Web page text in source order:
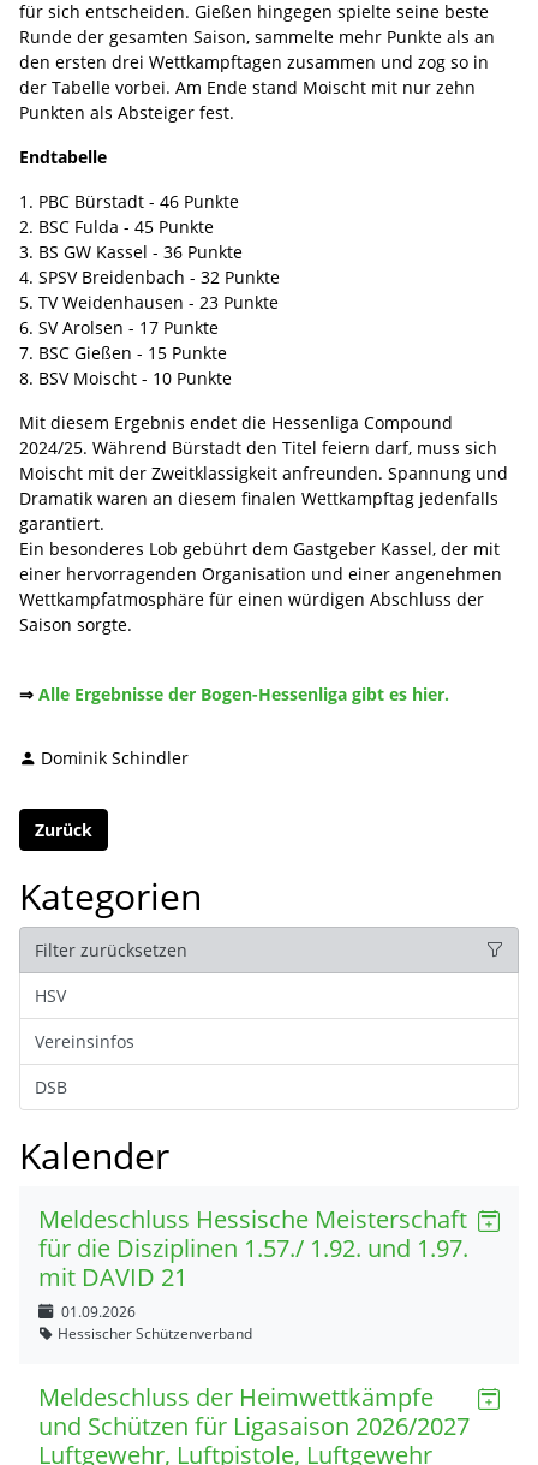
für sich entscheiden. Gießen hingegen spielte seine beste
Runde der gesamten Saison, sammelte mehr Punkte als an
den ersten drei Wettkampftagen zusammen und zog so in
der Tabelle vorbei. Am Ende stand Moischt mit nur zehn
Punkten als Absteiger fest.
Endtabelle
PBC Bürstadt - 46 Punkte
BSC Fulda - 45 Punkte
BS GW Kassel - 36 Punkte
SPSV Breidenbach - 32 Punkte
TV Weidenhausen - 23 Punkte
SV Arolsen - 17 Punkte
BSC Gießen - 15 Punkte
BSV Moischt - 10 Punkte
Mit diesem Ergebnis endet die Hessenliga Compound
2024/25. Während Bürstadt den Titel feiern darf, muss sich
Moischt mit der Zweitklassigkeit anfreunden. Spannung und
Dramatik waren an diesem finalen Wettkampftag jedenfalls
garantiert.
Ein besonderes Lob gebührt dem Gastgeber Kassel, der mit
einer hervorragenden Organisation und einer angenehmen
Wettkampfatmosphäre für einen würdigen Abschluss der
Saison sorgte.
⇒ Alle Ergebnisse der Bogen-Hessenliga gibt es hier.
Dominik Schindler
Zurück
Kategorien
Filter zurücksetzen
HSV
Vereinsinfos
DSB
Kalender
Meldeschluss Hessische Meisterschaft
für die Disziplinen 1.57./ 1.92. und 1.97.
mit DAVID 21
01.09.2026
Hessischer Schützenverband
Meldeschluss der Heimwettkämpfe
und Schützen für Ligasaison 2026/2027
Luftgewehr, Luftpistole, Luftgewehr